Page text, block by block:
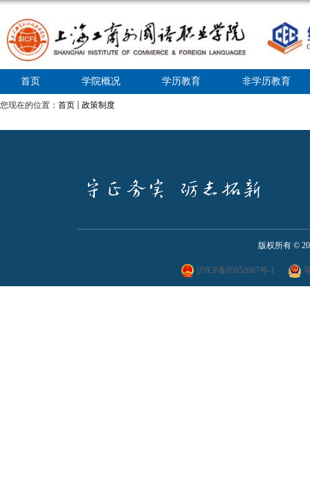
首页 学院概况 学历教育 非学历教育
您现在的位置： 首页 政策制度
版权所有 ©
沪ICP备05052067号-1